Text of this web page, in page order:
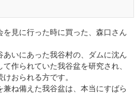
見に行った時に買った、森口さん
いにあった我谷村の、ダムに沈ん
作られていた我谷盆を研究され、
おられる方です。
ね備えた我谷盆は、本当にすばら